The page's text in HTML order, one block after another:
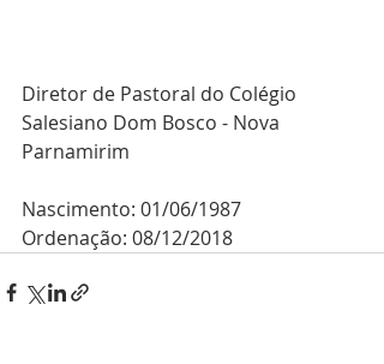
Diretor de Pastoral do Colégio
Salesiano Dom Bosco - Nova
Parnamirim
Nascimento: 01/06/1987
Ordenação: 08/12/2018